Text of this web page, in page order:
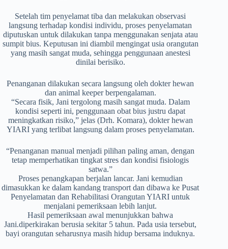
Setelah tim penyelamat tiba dan melakukan observasi
langsung terhadap kondisi individu, proses penyelamatan
diputuskan untuk dilakukan tanpa menggunakan senjata atau
sumpit bius. Keputusan ini diambil mengingat usia orangutan
yang masih sangat muda, sehingga penggunaan anestesi
dinilai berisiko.
Penanganan dilakukan secara langsung oleh dokter hewan
dan animal keeper berpengalaman.
“Secara fisik, Jani tergolong masih sangat muda. Dalam
kondisi seperti ini, penggunaan obat bius justru dapat
meningkatkan risiko,” jelas (Drh. Komara), dokter hewan
YIARI yang terlibat langsung dalam proses penyelamatan.
“Penanganan manual menjadi pilihan paling aman, dengan
tetap memperhatikan tingkat stres dan kondisi fisiologis
satwa.”
Proses penangkapan berjalan lancar. Jani kemudian
dimasukkan ke dalam kandang transport dan dibawa ke Pusat
Penyelamatan dan Rehabilitasi Orangutan YIARI untuk
menjalani pemeriksaan lebih lanjut.
Hasil pemeriksaan awal menunjukkan bahwa
Jani.diperkirakan berusia sekitar 5 tahun. Pada usia tersebut,
bayi orangutan seharusnya masih hidup bersama induknya.